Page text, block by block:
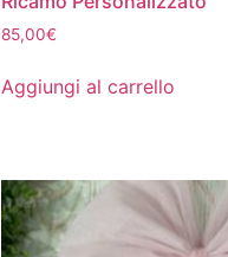
85,00€
Aggiungi al carrello